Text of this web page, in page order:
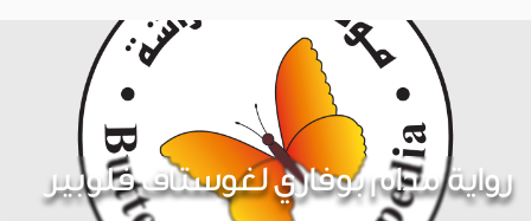
رواية مدام بوفاري لغوستاف فلوبير